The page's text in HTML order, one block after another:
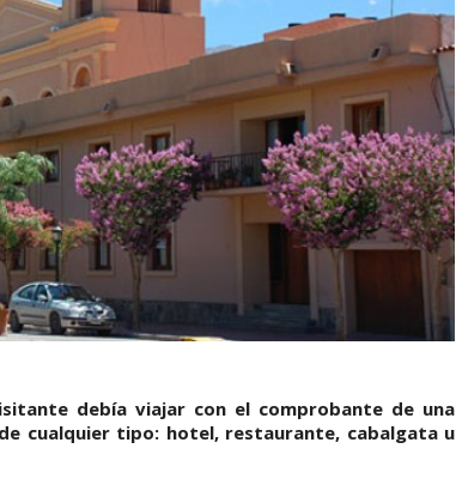
debía viajar con el comprobante de una
cualquier tipo: hotel, restaurante, cabalgata u